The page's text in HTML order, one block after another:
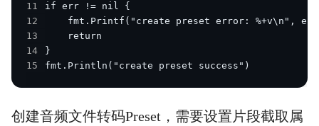
11
12
13
14
15
fmt.Println("create preset success")
创建音频文件转码Preset，需要设置片段截取属